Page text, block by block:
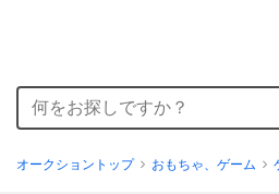
オークショントップ おもちゃ、ゲーム